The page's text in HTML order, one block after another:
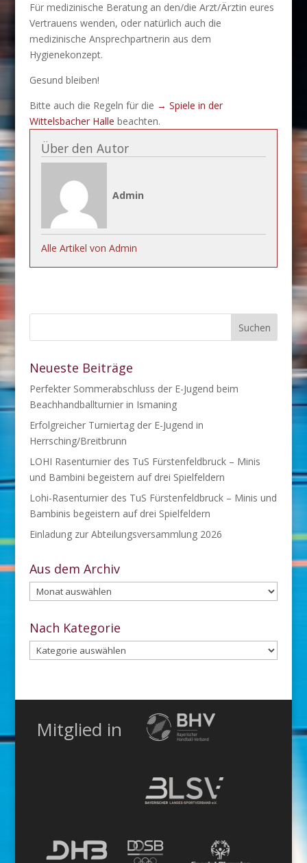
Für medizinische Beratung an den/die Arzt/Ärztin eures
Vertrauens wenden, oder natürlich auch die
medizinische Ansprechpartnerin aus dem
Hygienekonzept.
Gesund bleiben!
Bitte auch die Regeln für die → Spiele in der
Wittelsbacher Halle beachten.
Über den Autor
Admin
Alle Artikel von Admin
Neueste Beiträge
Perfekter Sommerabschluss der E-Jugend beim
Beachhandballturnier in Ismaning
Erfolgreicher Turniertag der E-Jugend in
Herrsching/Breitbrunn
LOHI Rasenturnier des TuS Fürstenfeldbruck – Minis
und Bambini begeistern auf drei Spielfeldern
Lohi-Rasenturnier des TuS Fürstenfeldbruck – Minis und
Bambinis begeistern auf drei Spielfeldern
Einladung zur Abteilungsversammlung 2026
Aus dem Archiv
Aus
dem
Archiv
Nach Kategorie
Nach
Kategorie
Mitglied in